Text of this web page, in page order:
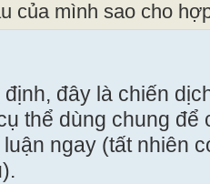
của mình sao cho
đây là chiến
thể dùng chung
luận ngay (tất nhiên